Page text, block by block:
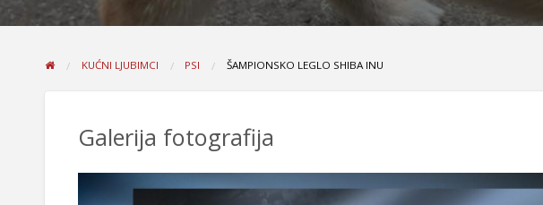
KUĆNI LJUBIMCI PSI ŠAMPIONSKO LEGLO SHIBA INU
Galerija fotografija